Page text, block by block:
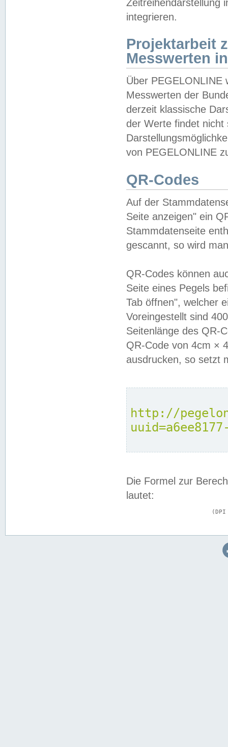
Zeitreihendarstellung
integrieren.
Projektarbeit
Messwerten
Über PEGELONLINE
Messwerten der
derzeit klassische
der Werte findet
von PEGELONLINE
QR-Codes
Auf der
Seite anzeigen" ein
Stammdatenseite
gescannt, so wird
QR-Codes können
Seite eines Pegels
Tab öffnen", welcher
Voreingestellt sind
Seitenlänge des QR-
QR-Code von 4cm ×
ausdrucken, so setzt
http://
Die Formel zur
lautet: